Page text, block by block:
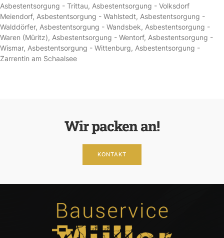
Asbestentsorgung - Trittau, Asbestentsorgung - Volksdorf
Meiendorf, Asbestentsorgung - Wahlstedt, Asbestentsorgung -
Walddörfer, Asbestentsorgung - Wandsbek, Asbestentsorgung -
Waren (Müritz), Asbestentsorgung - Wentorf, Asbestentsorgung -
Wismar, Asbestentsorgung - Wittenburg, Asbestentsorgung -
Zarrentin am Schaalsee
Wir packen an!
KONTAKT